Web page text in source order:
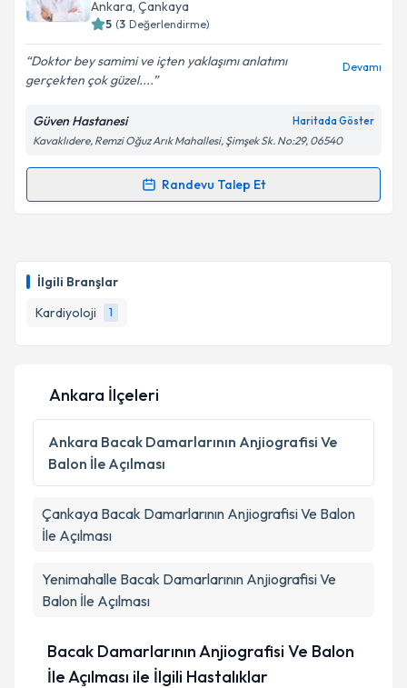
İlgili Branşlar
Kardiyoloji
1
Kişisel verilerimin işlenmesine ilişkin
Aydınlatma
Metni'ni okudum ve kişisel verilerimin belirtilen
kapsamda işlenmesini kabul ediyorum.
Ankara, Çankaya
5 (3 Değerlendirme)
Doktor bey samimi ve içten yaklaşımı anlatımı
gerçekten çok güzel....
Devamı
Güven Hastanesi Haritada Göster
Kavaklıdere, Remzi Oğuz Arık Mahallesi, Şimşek Sk. No:29, 06540
Randevu Talep Et
Randevu Takvimi Talebi
için bir takvim hazırlandığında e-posta ile
bilgilendireceğiz.
E-posta Adresiniz
Kişisel verilerimin işlenmesine ilişkin
Aydınlatma
Metni'ni okudum ve kişisel verilerimin belirtilen
kapsamda işlenmesini kabul ediyorum.
Takvim Talebini Gönder
Ankara İlçeleri
Ankara Bacak Damarlarının Anjiografisi Ve
Balon İle Açılması
Çankaya Bacak Damarlarının Anjiografisi Ve Balon
İle Açılması
Yenimahalle Bacak Damarlarının Anjiografisi Ve
Balon İle Açılması
Bacak Damarlarının Anjiografisi Ve Balon
İle Açılması ile İlgili Hastalıklar